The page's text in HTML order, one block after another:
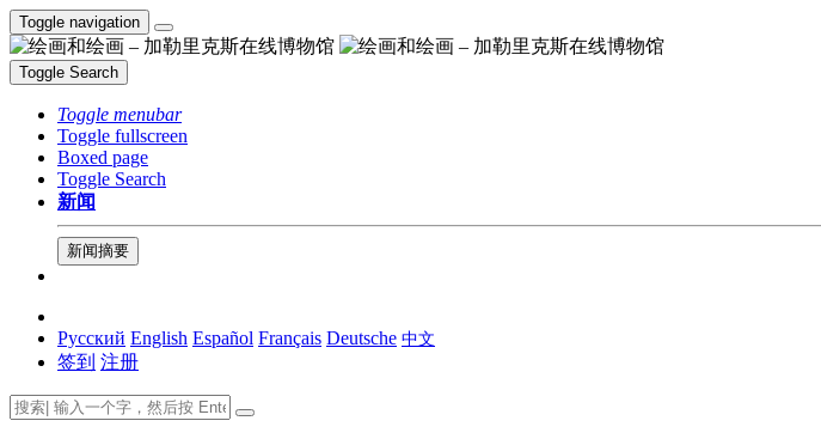
Toggle navigation
Toggle Search
Toggle menubar
Toggle fullscreen
Boxed page
Toggle Search
新闻
新闻摘要
Русский English Español Français Deutsche 中文
签到 注册